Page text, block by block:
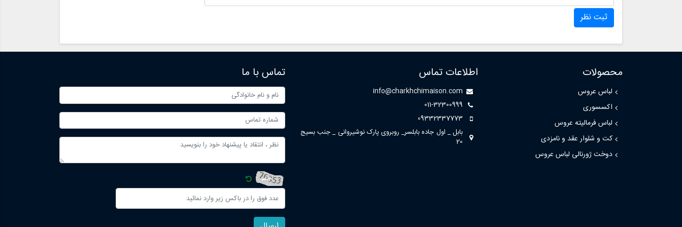
ثبت نظر
محصولات
لباس عروس
اکسسوری
لباس فرمالیته عروس
کت و شلوار عقد و نامزدی
دوخت ژورنالی لباس عروس
اطلاعات تماس
info@charkhchimaison.com
011-32300999
09332337773
بابل _ اول جاده بابلسر_ روبروی پارک نوشیروانی _ جنب بسیج
20
تماس با ما